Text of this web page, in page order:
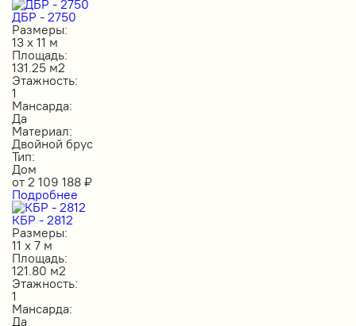
ДБР - 2750
Размеры:
13 х 11 м
Площадь:
131.25 м2
Этажность:
1
Мансарда:
Да
Материал:
Двойной брус
Тип:
Дом
от 2 109 188 ₽
Подробнее
КБР - 2812
Размеры:
11 х 7 м
Площадь:
121.80 м2
Этажность:
1
Мансарда:
Да